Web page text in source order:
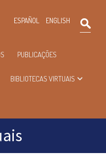
ESPAÑOL ENGLISH
PUBLICAÇÕES
BIBLIOTECAS VIRTUAIS